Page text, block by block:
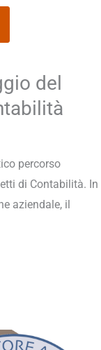
del
percorso
di Contabilità. In
aziendale, il